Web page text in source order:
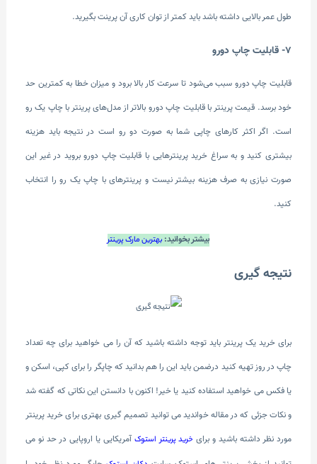
طول عمر بالایی داشته باشد باید کمتر از توان کاری آن پرینت بگیرید.
7- قابلیت چاپ دورو
قابلیت چاپ دورو سبب می‌شود تا سرعت کار بالا برود و میزان خطا به کمترین حد
خود برسد. قیمت پرینتر با قابلیت چاپ دورو بالاتر از مدل‌های پرینتر با چاپ یک رو
است. اگر اکثر کارهای چاپی شما به صورت دو رو است در نتیجه باید هزینه
بیشتری کنید و به سراغ خرید پرینترهایی با قابلیت چاپ دورو بروید در غیر این
صورت نیازی به صرف هزینه بیشتر نیست و پرینترهای با چاپ یک رو را انتخاب
کنید.
بیشتر بخوانید: بهترین مارک پرینتر
نتیجه گیری
برای خرید یک پرینتر باید توجه داشته باشید که آن را می خواهید برای چه تعداد
چاپ در روز تهیه کنید درضمن باید این را هم بدانید که چاپگر را برای کپی، اسکن و
یا فکس می خواهید استفاده کنید یا خیر! اکنون با دانستن این نکاتی که گفته شد
و نکات جزئی که در مقاله خواندید می توانید تصمیم گیری بهتری برای خرید پرینتر
مورد نظر داشته باشید و برای خرید پرینتر استوکآمریکایی یا اروپایی در حد نو می